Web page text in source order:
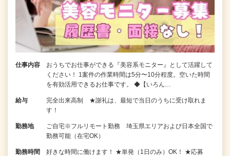
仕事内容
おうちでお仕事ができる『美容系モニター』として活躍して
ください！ 1案件の作業時間は5分〜10分程度。空いた時間
を有効活用できるお仕事です。 ◆【いろん…
給与
完全出来高制 ★謝礼は、最短で当日のうちに受け取れま
す！
勤務地
ご自宅※フルリモート勤務 埼玉県エリアおよび日本全国で
勤務可能（在宅OK）
勤務時間
好きな時間に働けます！ ★単発（1日のみ）OK！ ★応募